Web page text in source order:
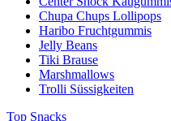
Chupa Chups Lollipops
Haribo Fruchtgummis
Jelly Beans
Tiki Brause
Marshmallows
Trolli Süssigkeiten
Top Snacks